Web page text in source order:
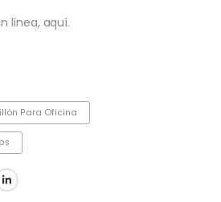
línea, aquí.
Para Oficina